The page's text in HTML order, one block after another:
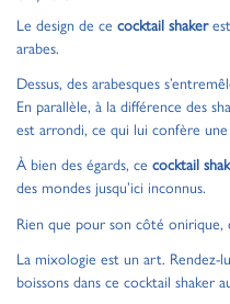
Le design de ce cocktail shaker
arabes.
Dessus, des arabesques
En parallèle, à la différence des
est arrondi, ce qui lui confère
À bien des égards, ce cocktail
des mondes jusqu’ici inconnus.
Rien que pour son côté
La mixologie est un art. Rendez-
boissons dans ce cocktail shaker